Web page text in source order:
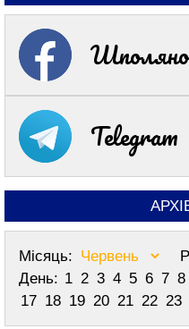
Telegram
Місяць:
День: 1 2 3 4 5 6 7 8
17 18 19 20 21 22 23